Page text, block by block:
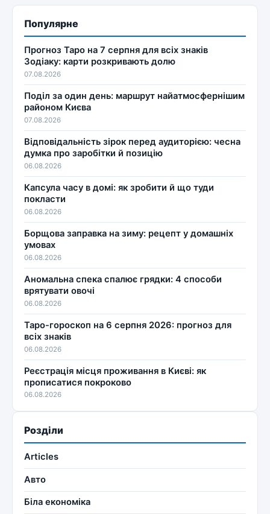
Популярне
Прогноз Таро на 7 серпня для всіх знаків
Зодіаку: карти розкривають долю
07.08.2026
Поділ за один день: маршрут найатмосфернішим
районом Києва
07.08.2026
Відповідальність зірок перед аудиторією: чесна
думка про заробітки й позицію
06.08.2026
Капсула часу в домі: як зробити й що туди
покласти
06.08.2026
Борщова заправка на зиму: рецепт у домашніх
умовах
06.08.2026
Аномальна спека спалює грядки: 4 способи
врятувати овочі
06.08.2026
Таро-гороскоп на 6 серпня 2026: прогноз для
всіх знаків
06.08.2026
Реєстрація місця проживання в Києві: як
прописатися покроково
06.08.2026
Розділи
Articles
Авто
Біла економіка